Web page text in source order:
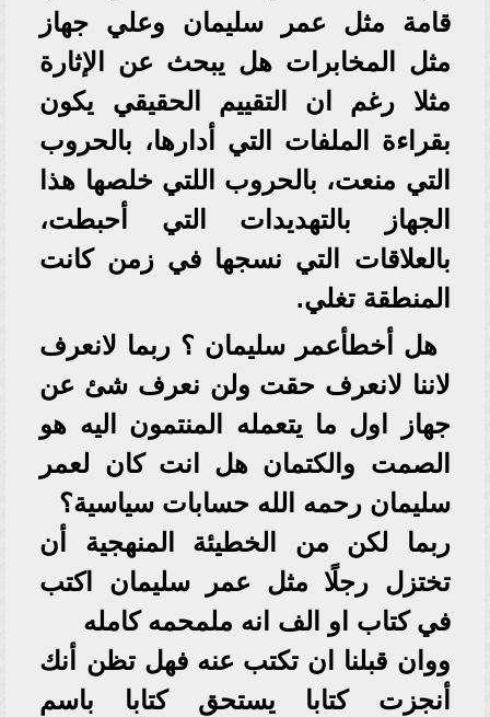
قامة مثل عمر سليمان وعلي جهاز
مثل المخابرات هل يبحث عن الإثارة
مثلا رغم ان التقييم الحقيقي يكون
بقراءة الملفات التي أدارها، بالحروب
التي منعت، بالحروب اللتي خلصها هذا
الجهاز بالتهديدات التي أحبطت،
بالعلاقات التي نسجها في زمن كانت
المنطقة تغلي.
هل أخطأعمر سليمان ؟ ربما لانعرف
لاننا لانعرف حقت ولن نعرف شئ عن
جهاز اول ما يتعمله المنتمون اليه هو
الصمت والكتمان هل انت كان لعمر
سليمان رحمه الله حسابات سياسية؟
ربما لكن من الخطيئة المنهجية أن
تختزل رجلًا مثل عمر سليمان اكتب
في كتاب او الف انه ملمحمه كامله
ووان قبلنا ان تكتب عنه فهل تظن أنك
أنجزت كتابا يستحق كتابا باسم